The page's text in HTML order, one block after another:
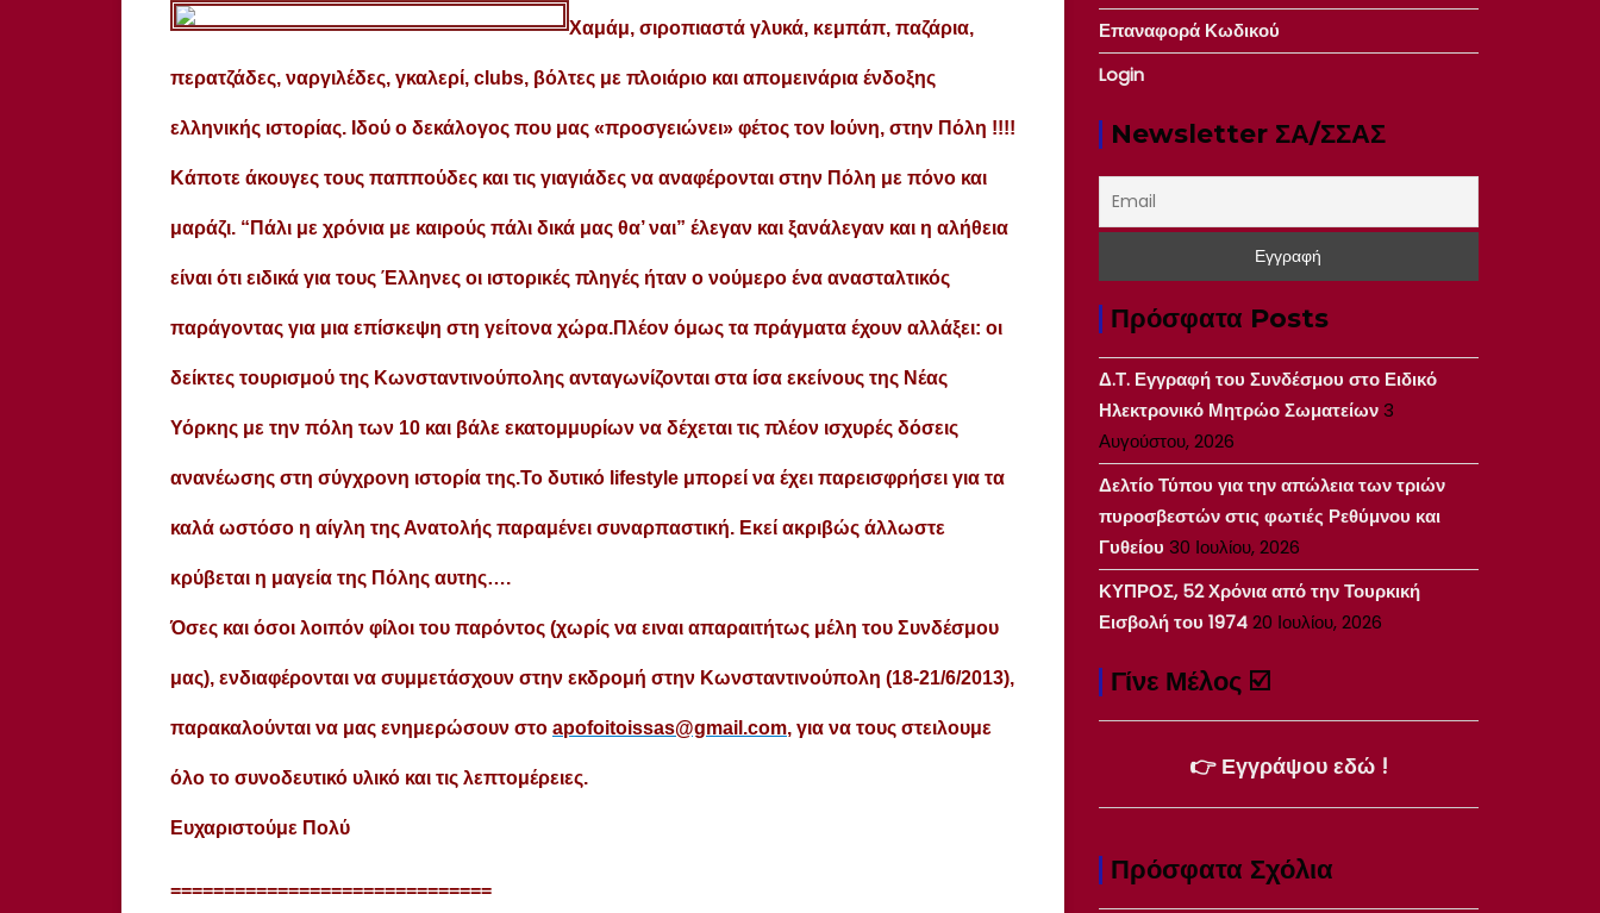
Χαμάμ, σιροπιαστά γλυκά, κεμπάπ, παζάρια,
περατζάδες, ναργιλέδες, γκαλερί, clubs, βόλτες με πλοιάριο και απομεινάρια ένδοξης
ελληνικής ιστορίας. Ιδού ο δεκάλογος που μας «προσγειώνει» φέτος τον Ιούνη, στην Πόλη !!!!
Κάποτε άκουγες τους παππούδες και τις γιαγιάδες να αναφέρονται στην Πόλη με πόνο και
μαράζι. “Πάλι με χρόνια με καιρούς πάλι δικά μας θα’ ναι” έλεγαν και ξανάλεγαν και η αλήθεια
είναι ότι ειδικά για τους Έλληνες οι ιστορικές πληγές ήταν ο νούμερο ένα ανασταλτικός
παράγοντας για μια επίσκεψη στη γείτονα χώρα.Πλέον όμως τα πράγματα έχουν αλλάξει: οι
δείκτες τουρισμού της Κωνσταντινούπολης ανταγωνίζονται στα ίσα εκείνους της Νέας
Υόρκης με την πόλη των 10 και βάλε εκατομμυρίων να δέχεται τις πλέον ισχυρές δόσεις
ανανέωσης στη σύγχρονη ιστορία της.Το δυτικό lifestyle μπορεί να έχει παρεισφρήσει για τα
καλά ωστόσο η αίγλη της Ανατολής παραμένει συναρπαστική. Εκεί ακριβώς άλλωστε
κρύβεται η μαγεία της Πόλης αυτης….
Όσες και όσοι λοιπόν φίλοι του παρόντος (χωρίς να ειναι απαραιτήτως μέλη του Συνδέσμου
μας), ενδιαφέρονται να συμμετάσχουν στην εκδρομή στην Κωνσταντινούπολη (18-21/6/2013),
παρακαλούνται να μας ενημερώσουν στο apofoitoissas@gmail.com, για να τους στειλουμε
όλο το συνοδευτικό υλικό και τις λεπτομέρειες.
Ευχαριστούμε Πολύ
==============================
Επαναφορά Κωδικού
Login
Newsletter ΣΑ/ΣΣΑΣ
Πρόσφατα Posts
Δ.Τ. Εγγραφή του Συνδέσμου στο Ειδικό
Ηλεκτρονικό Μητρώο Σωματείων3
Αυγούστου, 2026
Δελτίο Τύπου για την απώλεια των τριών
πυροσβεστών στις φωτιές Ρεθύμνου και
Γυθείου 30 Ιουλίου, 2026
ΚΥΠΡΟΣ, 52 Χρόνια από την Τουρκική
Εισβολή του 197420 Ιουλίου, 2026
Γίνε Μέλος ☑️
👉 Εγγράψου εδώ !
Πρόσφατα Σχόλια